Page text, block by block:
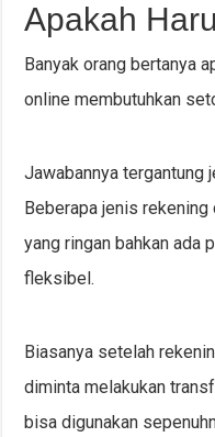
Apakah
Banyak orang bertanya
online membutuhkan
Jawabannya tergantung
Beberapa jenis
yang ringan bahkan ada
fleksibel.
Biasanya setelah
diminta melakukan
bisa digunakan